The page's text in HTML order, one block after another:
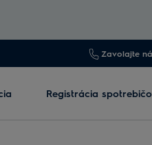
Zavolajte
Registrácia